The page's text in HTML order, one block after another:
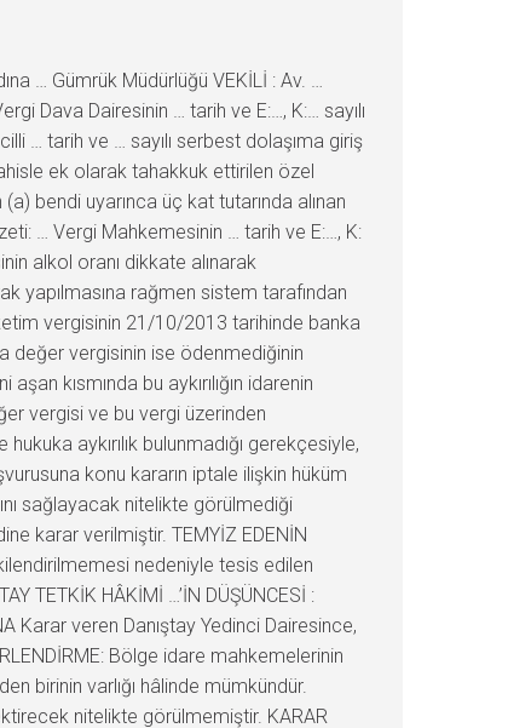
… Gümrük Müdürlüğü VEKİLİ : Av. …
Dava Dairesinin … tarih ve E:…, K:… sayılı
… tarih ve … sayılı serbest dolaşıma giriş
ek olarak tahakkuk ettirilen özel
bendi uyarınca üç kat tutarında alınan
… Vergi Mahkemesinin … tarih ve E:…, K:
alkol oranı dikkate alınarak
yapılmasına rağmen sistem tarafından
vergisinin 21/10/2013 tarihinde banka
değer vergisinin ise ödenmediğinin
kısmında bu aykırılığın idarenin
vergisi ve bu vergi üzerinden
aykırılık bulunmadığı gerekçesiyle,
konu kararın iptale ilişkin hüküm
sağlayacak nitelikte görülmediği
karar verilmiştir. TEMYİZ EDENİN
nedeniyle tesis edilen
TETKİK HÂKİMİ …’İN DÜŞÜNCESİ :
Karar veren Danıştay Yedinci Dairesince,
Bölge idare mahkemelerinin
birinin varlığı hâlinde mümkündür.
nitelikte görülmemiştir. KARAR